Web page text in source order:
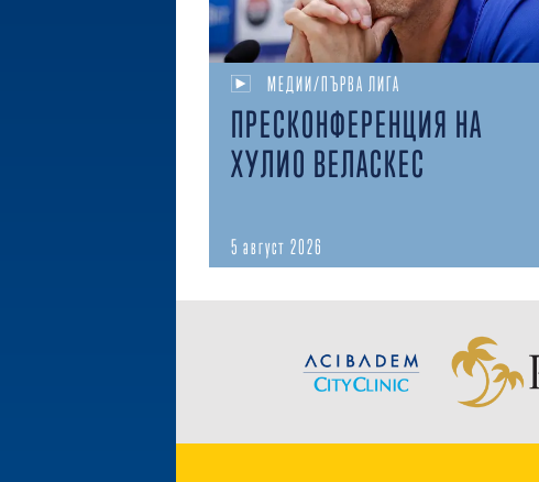
МЕДИИ/ПЪРВА ЛИГА
ПРЕСКОНФЕРЕНЦИЯ НА
ХУЛИО ВЕЛАСКЕС
5 август 2026